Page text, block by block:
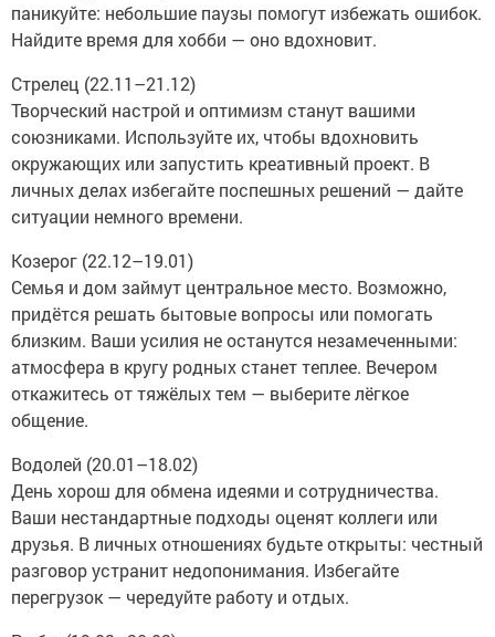
паникуйте: небольшие паузы помогут избежать ошибок.
Найдите время для хобби — оно вдохновит.
Стрелец (22.11–21.12)
Творческий настрой и оптимизм станут вашими
союзниками. Используйте их, чтобы вдохновить
окружающих или запустить креативный проект. В
личных делах избегайте поспешных решений — дайте
ситуации немного времени.
Козерог (22.12–19.01)
Семья и дом займут центральное место. Возможно,
придётся решать бытовые вопросы или помогать
близким. Ваши усилия не останутся незамеченными:
атмосфера в кругу родных станет теплее. Вечером
откажитесь от тяжёлых тем — выберите лёгкое
общение.
Водолей (20.01–18.02)
День хорош для обмена идеями и сотрудничества.
Ваши нестандартные подходы оценят коллеги или
друзья. В личных отношениях будьте открыты: честный
разговор устранит недопонимания. Избегайте
перегрузок — чередуйте работу и отдых.